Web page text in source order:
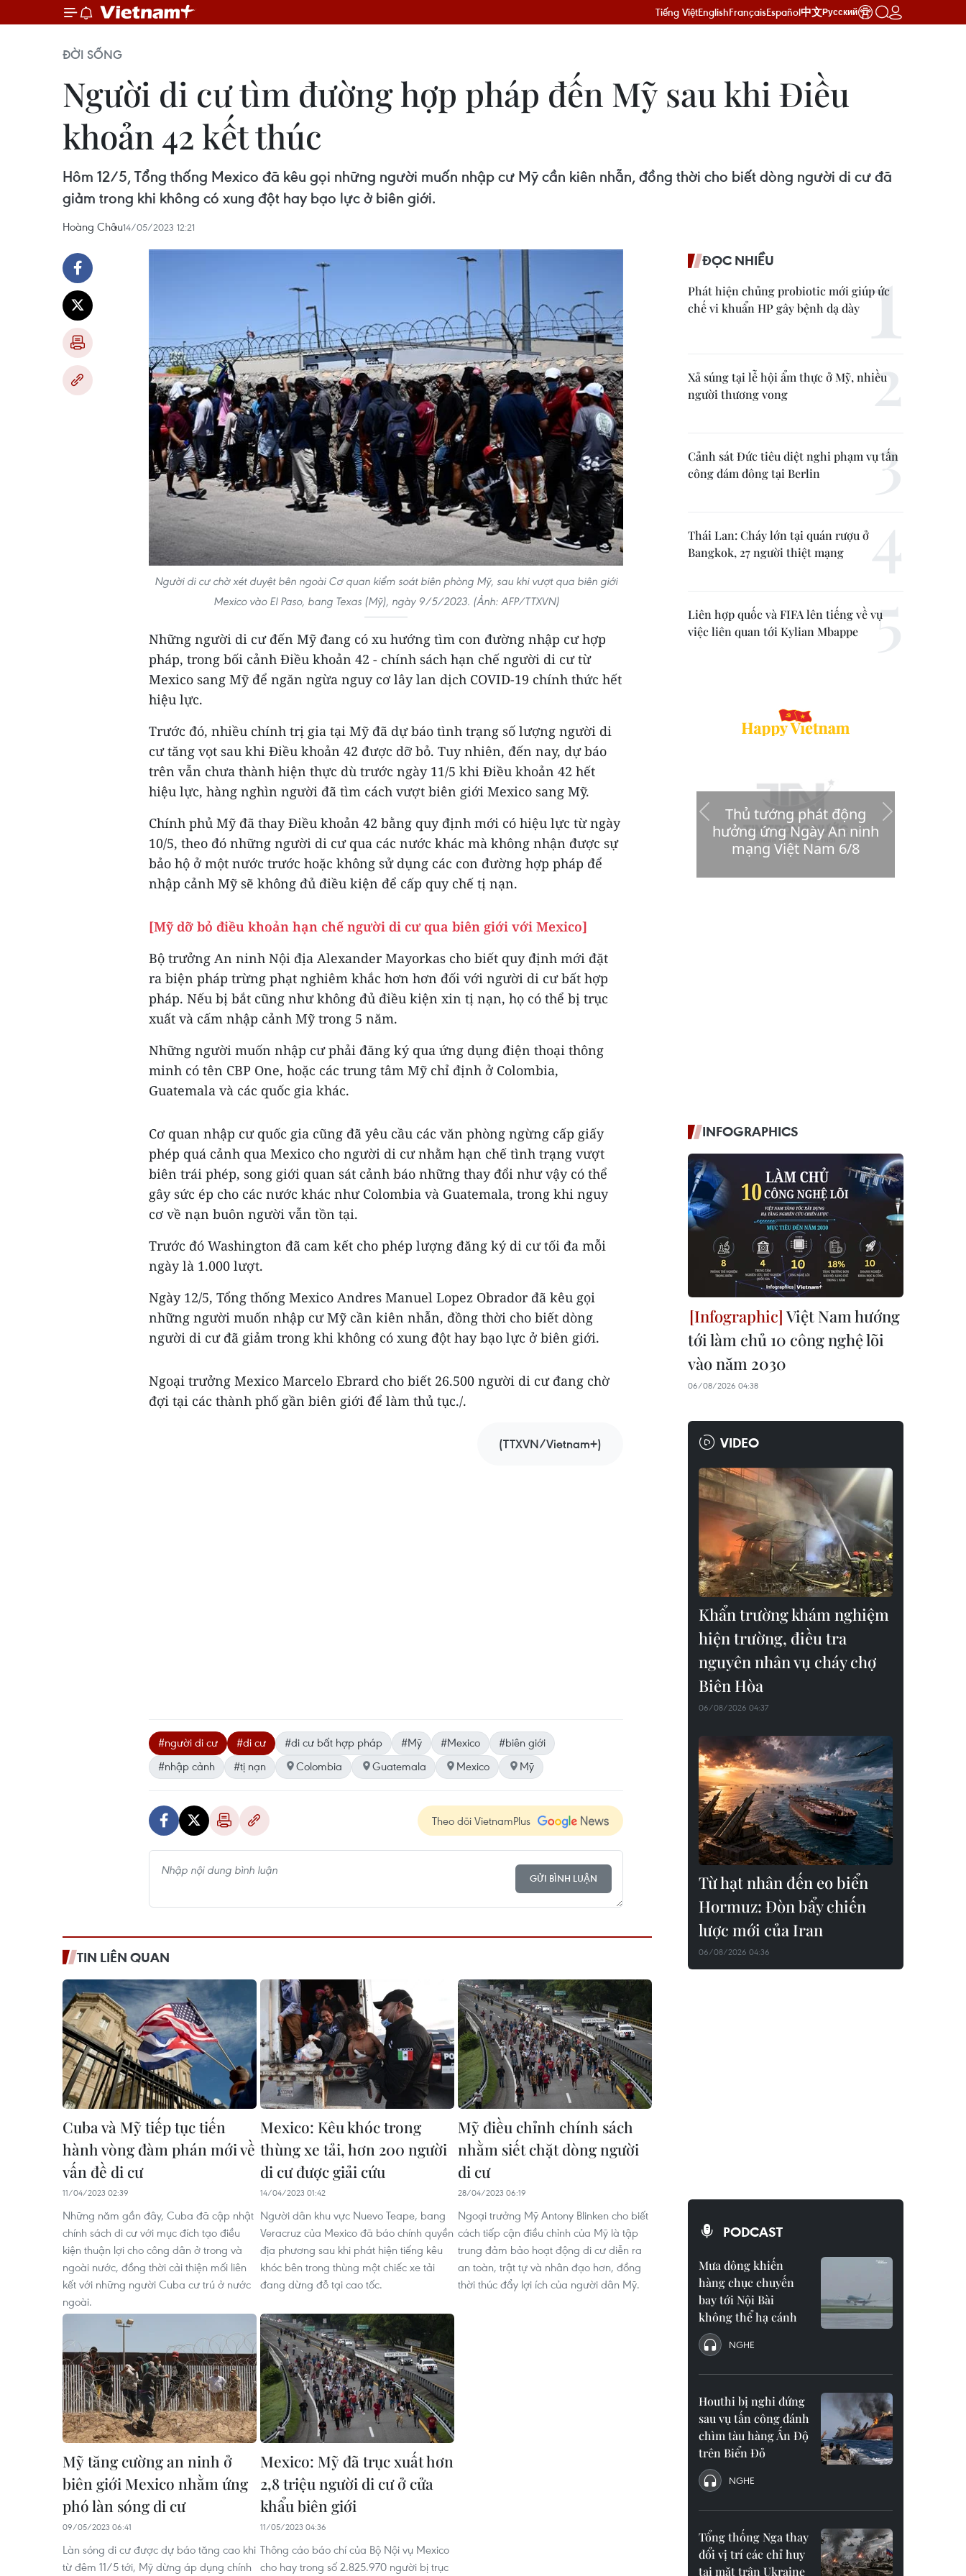
Tiếng ViệtEnglishFrançaisEspañol中文Русский
ĐỜI SỐNG
Người di cư tìm đường hợp pháp đến Mỹ sau khi Điều
khoản 42 kết thúc
Hôm 12/5, Tổng thống Mexico đã kêu gọi những người muốn nhập cư Mỹ cần kiên nhẫn, đồng thời cho biết dòng người di cư đã
giảm trong khi không có xung đột hay bạo lực ở biên giới.
Hoàng Châu14/05/2023 12:21
Người di cư chờ xét duyệt bên ngoài Cơ quan kiểm soát biên phòng Mỹ, sau khi vượt qua biên giới
Mexico vào El Paso, bang Texas (Mỹ), ngày 9/5/2023. (Ảnh: AFP/TTXVN)
Những người di cư đến Mỹ đang có xu hướng tìm con đường nhập cư hợp
pháp, trong bối cảnh Điều khoản 42 - chính sách hạn chế người di cư từ
Mexico sang Mỹ để ngăn ngừa nguy cơ lây lan dịch COVID-19 chính thức hết
hiệu lực.
Trước đó, nhiều chính trị gia tại Mỹ đã dự báo tình trạng số lượng người di
cư tăng vọt sau khi Điều khoản 42 được dỡ bỏ. Tuy nhiên, đến nay, dự báo
trên vẫn chưa thành hiện thực dù trước ngày 11/5 khi Điều khoản 42 hết
hiệu lực, hàng nghìn người đã tìm cách vượt biên giới Mexico sang Mỹ.
Chính phủ Mỹ đã thay Điều khoản 42 bằng quy định mới có hiệu lực từ ngày
10/5, theo đó những người di cư qua các nước khác mà không nhận được sự
bảo hộ ở một nước trước hoặc không sử dụng các con đường hợp pháp để
nhập cảnh Mỹ sẽ không đủ điều kiện để cấp quy chế tị nạn.
[Mỹ dỡ bỏ điều khoản hạn chế người di cư qua biên giới với Mexico]
Bộ trưởng An ninh Nội địa Alexander Mayorkas cho biết quy định mới đặt
ra biện pháp trừng phạt nghiêm khắc hơn hơn đối với người di cư bất hợp
pháp. Nếu bị bắt cũng như không đủ điều kiện xin tị nạn, họ có thể bị trục
xuất và cấm nhập cảnh Mỹ trong 5 năm.
Những người muốn nhập cư phải đăng ký qua ứng dụng điện thoại thông
minh có tên CBP One, hoặc các trung tâm Mỹ chỉ định ở Colombia,
Guatemala và các quốc gia khác.
Cơ quan nhập cư quốc gia cũng đã yêu cầu các văn phòng ngừng cấp giấy
phép quá cảnh qua Mexico cho người di cư nhằm hạn chế tình trạng vượt
biên trái phép, song giới quan sát cảnh báo những thay đổi như vậy có thể
gây sức ép cho các nước khác như Colombia và Guatemala, trong khi nguy
cơ về nạn buôn người vẫn tồn tại.
Trước đó Washington đã cam kết cho phép lượng đăng ký di cư tối đa mỗi
ngày là 1.000 lượt.
Ngày 12/5, Tổng thống Mexico Andres Manuel Lopez Obrador đã kêu gọi
những người muốn nhập cư Mỹ cần kiên nhẫn, đồng thời cho biết dòng
người di cư đã giảm trong khi không có xung đột hay bạo lực ở biên giới.
Ngoại trưởng Mexico Marcelo Ebrard cho biết 26.500 người di cư đang chờ
đợi tại các thành phố gần biên giới để làm thủ tục./.
(TTXVN/Vietnam+)
#người di cư #di cư #di cư bất hợp pháp #Mỹ #Mexico
#biên giới
#nhập cảnh
#tị nạn Colombia Guatemala Mexico Mỹ
Theo dõi VietnamPlus
GỬI BÌNH LUẬN
TIN LIÊN QUAN
Cuba và Mỹ tiếp tục tiến
hành vòng đàm phán mới về
vấn đề di cư
11/04/2023 02:39
Những năm gần đây, Cuba đã cập nhật
chính sách di cư với mục đích tạo điều
kiện thuận lợi cho công dân ở trong và
ngoài nước, đồng thời cải thiện mối liên
kết với những người Cuba cư trú ở nước
ngoài.
Mexico: Kêu khóc trong
thùng xe tải, hơn 200 người
di cư được giải cứu
14/04/2023 01:42
Người dân khu vực Nuevo Teape, bang
Veracruz của Mexico đã báo chính quyền
địa phương sau khi phát hiện tiếng kêu
khóc bên trong thùng một chiếc xe tải
đang dừng đỗ tại cao tốc.
Mỹ điều chỉnh chính sách
nhằm siết chặt dòng người
di cư
28/04/2023 06:19
Ngoại trưởng Mỹ Antony Blinken cho biết
cách tiếp cận điều chỉnh của Mỹ là tập
trung đảm bảo hoạt động di cư diễn ra
an toàn, trật tự và nhân đạo hơn, đồng
thời thúc đẩy lợi ích của người dân Mỹ.
Mỹ tăng cường an ninh ở
biên giới Mexico nhằm ứng
phó làn sóng di cư
09/05/2023 06:41
Làn sóng di cư được dự báo tăng cao khi
từ đêm 11/5 tới, Mỹ dừng áp dụng chính
Mexico: Mỹ đã trục xuất hơn
2,8 triệu người di cư ở cửa
khẩu biên giới
11/05/2023 04:36
Thông cáo báo chí của Bộ Nội vụ Mexico
cho hay trong số 2.825.970 người bị trục
ĐỌC NHIỀU
Phát hiện chủng probiotic mới giúp ức
chế vi khuẩn HP gây bệnh dạ dày
Xả súng tại lễ hội ẩm thực ở Mỹ, nhiều
người thương vong
Cảnh sát Đức tiêu diệt nghi phạm vụ tấn
công đám đông tại Berlin
Thái Lan: Cháy lớn tại quán rượu ở
Bangkok, 27 người thiệt mạng
Liên hợp quốc và FIFA lên tiếng về vụ
việc liên quan tới Kylian Mbappe
INFOGRAPHICS
Việt Nam hướng
tới làm chủ 10 công nghệ lõi
vào năm 2030
06/08/2026 04:38
VIDEO
Khẩn trường khám nghiệm
hiện trường, điều tra
nguyên nhân vụ cháy chợ
Biên Hòa
06/08/2026 04:37
Từ hạt nhân đến eo biển
Hormuz: Đòn bẩy chiến
lược mới của Iran
06/08/2026 04:36
PODCAST
Mưa dông khiến
hàng chục chuyến
bay tới Nội Bài
không thể hạ cánh
NGHE
Houthi bị nghi đứng
sau vụ tấn công đánh
chìm tàu hàng Ấn Độ
trên Biển Đỏ
NGHE
Tổng thống Nga thay
đổi vị trí các chỉ huy
tại mặt trận Ukraine